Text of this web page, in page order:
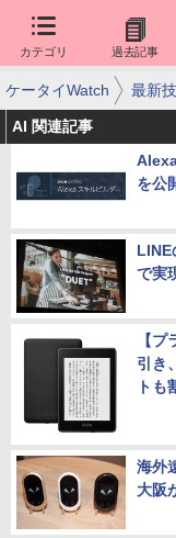
カテゴリ 過去記事
ケータイWatch 最新
AI 関連記事
を公
LINE
で実
【
引き
トも
海外
大阪